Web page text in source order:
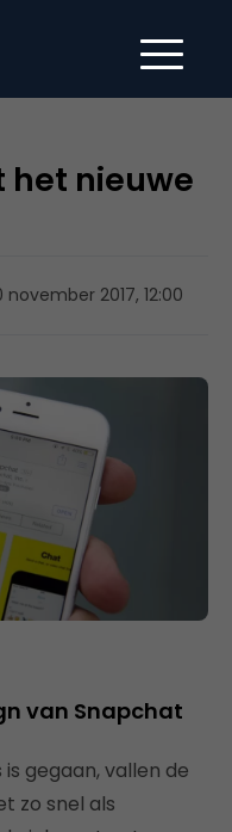
het nieuwe
november 2017, 12:00
van Snapchat
gegaan, vallen de
zo snel als